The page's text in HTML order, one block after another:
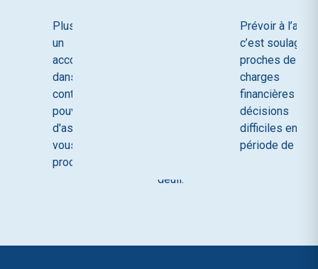
Plus qu'un contrat,
un
accompagnement :
dans chaque
contrat, vous
pouvez bénéficier
d'assistances pour
vous et vos
proches.
deuil.
Prévoir à
c’est soulager
proches des
charges
financières et
décisions
difficiles en
période de